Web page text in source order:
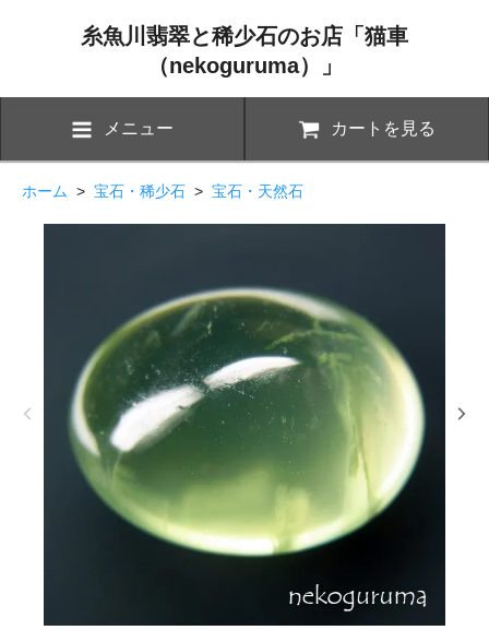
糸魚川翡翠と稀少石のお店「猫車
（nekoguruma）」
メニュー カートを見る
ホーム > 宝石・稀少石 > 宝石・天然石